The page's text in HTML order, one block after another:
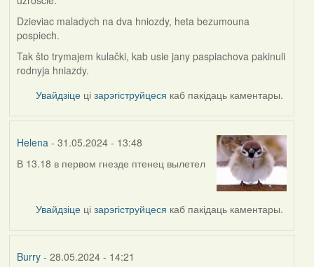
Dzieviac maladych na dva hniozdy, heta bezumouna
pospiech.
Tak što trymajem kulački, kab usie jany paspiachova pakinuli
rodnyja hniazdy.
Увайдзіце цізарэгіструйцеся каб пакідаць каментары.
Helena - 31.05.2024 - 13:48
В 13.18 в первом гнезде птенец вылетел
Увайдзіце цізарэгіструйцеся каб пакідаць каментары.
Burry- 28.05.2024 - 14:21